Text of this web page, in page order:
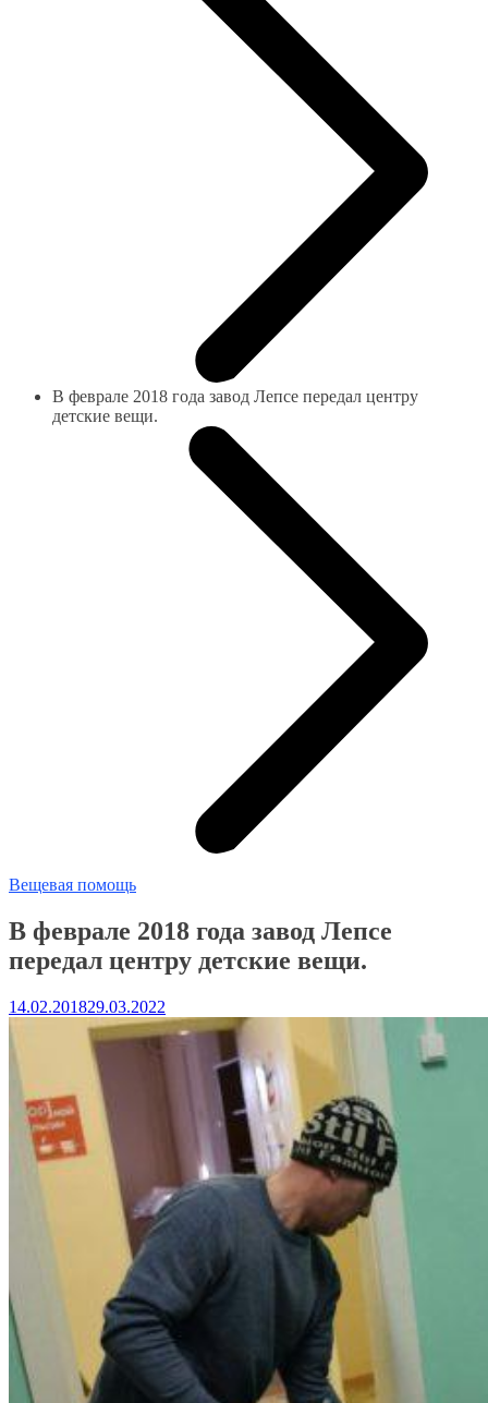
В феврале 2018 года завод Лепсе передал центру
детские вещи.
Вещевая помощь
В феврале 2018 года завод Лепсе
передал центру детские вещи.
14.02.201829.03.2022